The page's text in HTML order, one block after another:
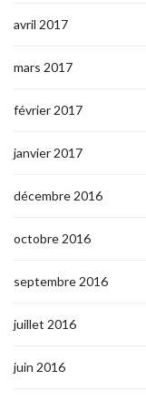
avril 2017
mars 2017
février 2017
janvier 2017
décembre 2016
octobre 2016
septembre 2016
juillet 2016
juin 2016